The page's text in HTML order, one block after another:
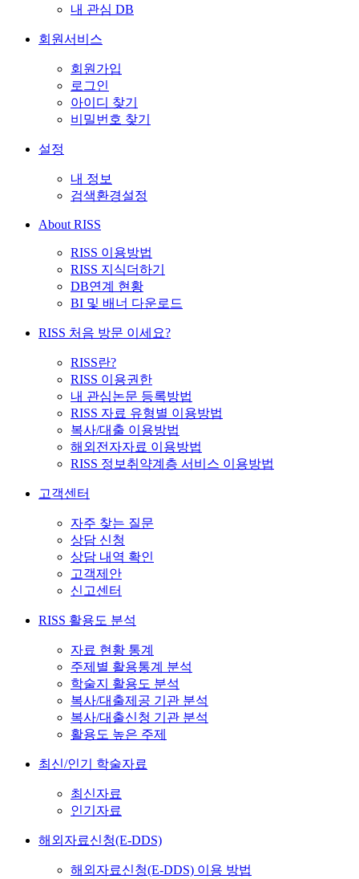
내 관심 DB
회원서비스
회원가입
로그인
아이디 찾기
비밀번호 찾기
설정
내 정보
검색환경설정
About RISS
RISS 이용방법
RISS 지식더하기
DB연계 현황
BI 및 배너 다운로드
RISS 처음 방문 이세요?
RISS란?
RISS 이용권한
내 관심논문 등록방법
RISS 자료 유형별 이용방법
복사/대출 이용방법
해외전자자료 이용방법
RISS 정보취약계층 서비스 이용방법
고객센터
자주 찾는 질문
상담 신청
상담 내역 확인
고객제안
신고센터
RISS 활용도 분석
자료 현황 통계
주제별 활용통계 분석
학술지 활용도 분석
복사/대출제공 기관 분석
복사/대출신청 기관 분석
활용도 높은 주제
최신/인기 학술자료
최신자료
인기자료
해외자료신청(E-DDS)
해외자료신청(E-DDS) 이용 방법